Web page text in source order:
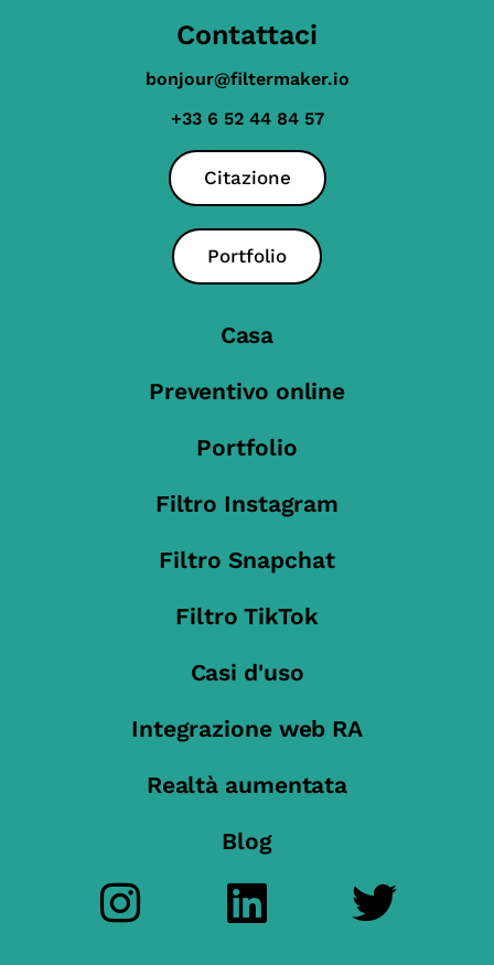
Contattaci
bonjour@filtermaker.io
+33 6 52 44 84 57
Citazione
Portfolio
Casa
Preventivo online
Portfolio
Filtro Instagram
Filtro Snapchat
Filtro TikTok
Casi d'uso
Integrazione web RA
Realtà aumentata
Blog